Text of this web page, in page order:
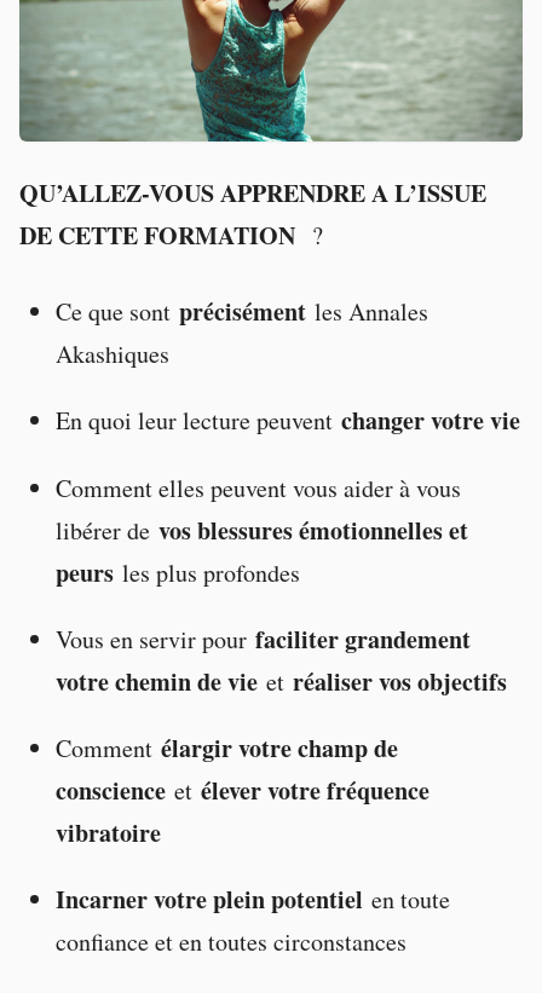
QU’ALLEZ-VOUS APPRENDRE A L’ISSUE
DE CETTE FORMATION ?
Ce que sontprécisément les Annales
Akashiques
En quoi leur lecture peuventchanger votre vie
Comment elles peuvent vous aider à vous
libérer devos blessures émotionnelles et
peurs les plus profondes
Vous en servir pourfaciliter grandement
votre chemin de vie etréaliser vos objectifs
Commentélargir votre champ de
conscience etélever votre fréquence
vibratoire
Incarner votre plein potentielen toute
confiance et en toutes circonstances